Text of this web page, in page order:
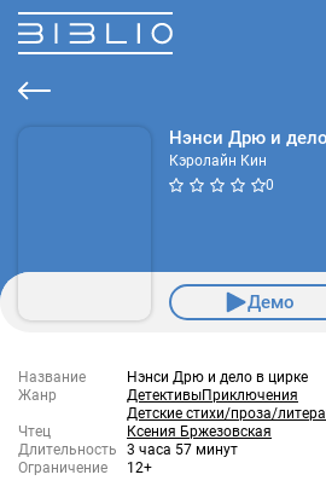
Нэнси Дрю и
Кэролайн Кин
0
Демо
Название
Нэнси Дрю и дело в цирке
Жанр
ДетективыПриключения
Детские стихи/проза/
Чтец
Ксения Бржезовская
Длительность
3 часа 57 минут
Ограничение
12+